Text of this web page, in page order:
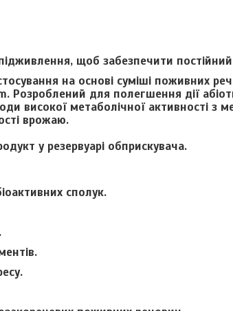
щоб забезпечити
на основі суміші поживних
Розроблений для полегшення дії
високої метаболічної активності з
врожаю.
у резервуарі обприскувача.
сполук.